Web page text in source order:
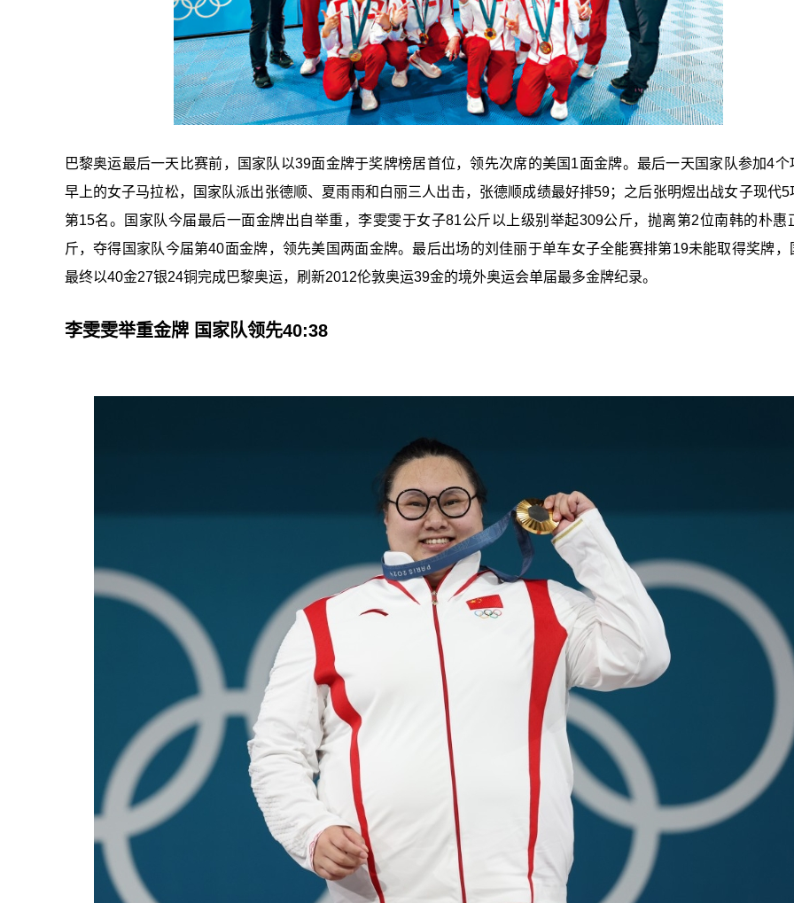
巴黎奥运最后一天比赛前，国家队以39面金牌于奖牌榜居首位，领先次席的美国1面金牌。最后一天国家队参加4个
早上的女子马拉松，国家队派出张德顺、夏雨雨和白丽三人出击，张德顺成绩最好排59；之后张明煜出战女子现代5
第15名。国家队今届最后一面金牌出自举重，李雯雯于女子81公斤以上级别举起309公斤，抛离第2位南韩的朴惠
斤，夺得国家队今届第40面金牌，领先美国两面金牌。最后出场的刘佳丽于单车女子全能赛排第19未能取得奖牌，
最终以40金27银24铜完成巴黎奥运，刷新2012伦敦奥运39金的境外奥运会单届最多金牌纪录。
李雯雯举重金牌 国家队领先40:38